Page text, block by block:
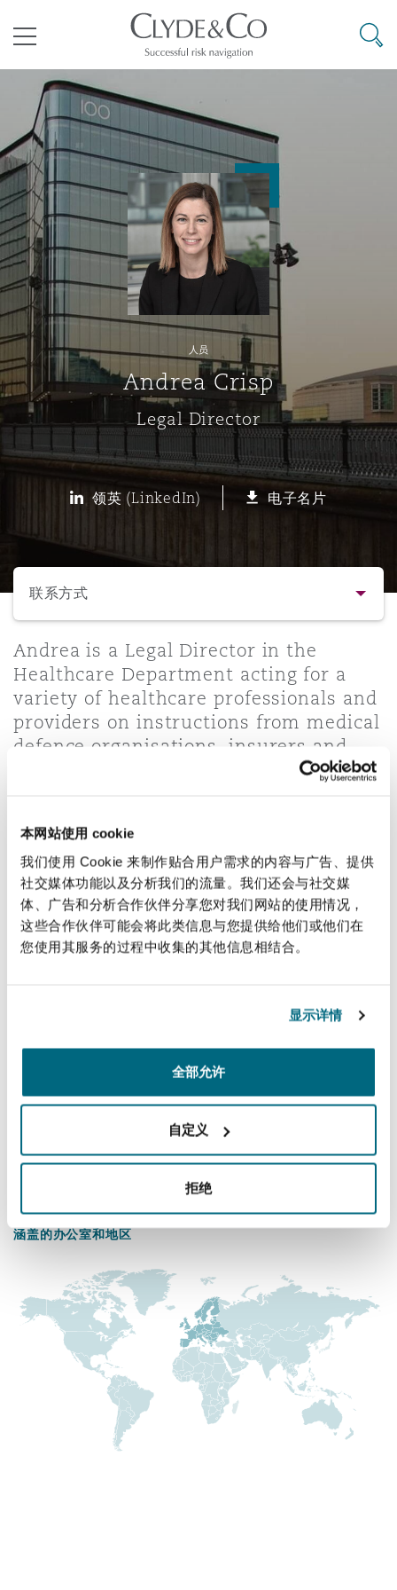
本网站使用 cookie
我们使用 Cookie 来制作贴合用户需求的内容与广告、提供
社交媒体功能以及分析我们的流量。我们还会与社交媒
体、广告和分析合作伙伴分享您对我们网站的使用情况，
这些合作伙伴可能会将此类信息与您提供给他们或他们在
您使用其服务的过程中收集的其他信息相结合。
显示详情
全部允许
自定义
拒绝
空 Business Jets
Carrier Liability
Debt Recovery
Emergency Response & Crisis
Management
Insurance Coverage
MRO (Maintenance, Repair &
Regulatory
业与咨询
商业
公司
数据保护与隐私权
技术、外包与数据
议解决
Commercial Arbitration
Commercial Disputes
源、海洋与贸易
Energy & Natural Resources
Marine
险和再保险
Bermuda Form
Casualty
Insurance
Cyber Risk
Employers' & Public Liability
Financial Institutions,
Officers
Marine
Product Liability & Recall
Property
Reinsurance
Specialty
Construction Disputes
环境保护法
PPP/PFI
管法规与调查
Anti-Bribery & Corruption
Compliance
Financial Services
Fraud & White-Collar Crime
Safety, Security, Health &
候变化
Code
& Co Newton - 解锁智能索赔新模式
议融资
Eco Audit
罗
普敦
累斯萨拉姆
翰内斯堡
罗比 – 联营办公室
谷
京
里斯班
庆
港
尔本
德里 – 联营办公室
斯
加坡
尼
拉加斯
西哥城
约热内卢
地亚哥 – 联营办公室
保罗
布扎比
罗
拜
达
特兰大
士顿
尔加里
加哥
拉斯
萨斯城
斯维加斯
杉矶
特利尔
泽西
兰治县
藩市
伦多
伯丁
尔法斯特
明翰
里斯托尔
里
塞尔多夫
拉斯哥（G1大厦）
堡
兹
敦
彻斯特，新贝利广场2号
兰
目录
其礼律所事务所
搜寻
人员
Andrea Crisp
Legal Director
领英 (LinkedIn) 电子名片
选择所需部分
联系方式
联系方式
简介与经验
Andrea is a Legal Director in the
Healthcare Department acting for a
variety of healthcare professionals and
providers on instructions from medical
defence organisations, insurers and
NHS Resolution. Andrea specialises in
Andrea qualified as a Solicitor in 2013
and joined Clyde & Co LLP in 2020.
直线
+44 161 240 8697
曼彻斯特（新贝利广场2号）
+44 161 236 2002
涵盖的办公室和地区